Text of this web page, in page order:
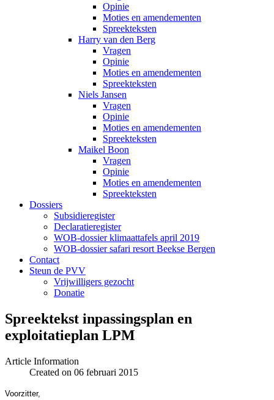
Opinie
Moties en amendementen
Spreekteksten
Harry van den Berg
Vragen
Opinie
Moties en amendementen
Spreekteksten
Niels Jansen
Vragen
Opinie
Moties en amendementen
Spreekteksten
Maikel Boon
Vragen
Opinie
Moties en amendementen
Spreekteksten
Dossiers
Subsidieregister
Declaratieregister
WOB-dossier klimaattafels april 2019
WOB-dossier safari resort Beekse Bergen
Contact
Steun de PVV
Vrijwilligers gezocht
Donatie
Spreektekst inpassingsplan en
exploitatieplan LPM
Article Information
Created on 06 februari 2015
Voorzitter,